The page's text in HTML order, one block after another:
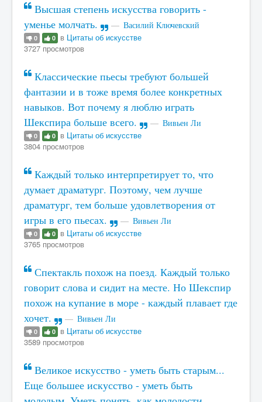
Высшая степень искусства говорить -
уменье молчать.
Василий Ключевский
0 0 в Цитаты об искусстве
3727 просмотров
Классические пьесы требуют большей
фантазии и в тоже время более конкретных
навыков. Вот почему я люблю играть
Шекспира больше всего.
Вивьен Ли
0 0 в Цитаты об искусстве
3804 просмотров
Каждый только интерпретирует то, что
думает драматург. Поэтому, чем лучше
драматург, тем больше удовлетворения от
игры в его пьесах.
Вивьен Ли
0 0 в Цитаты об искусстве
3765 просмотров
Спектакль похож на поезд. Каждый только
говорит слова и сидит на месте. Но Шекспир
похож на купание в море - каждый плавает где
хочет.
Вивьен Ли
0 0 в Цитаты об искусстве
3589 просмотров
Великое искусство - уметь быть старым...
Еще большее искусство - уметь быть